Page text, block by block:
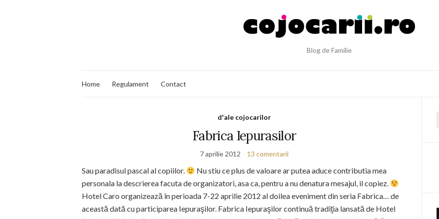
Blog de Familie
Home Regulament Contact
d'ale cojocarilor
Fabrica Iepurasilor
7 aprilie 2012 13 comentarii
Sau paradisul pascal al copiilor.
Nu stiu ce plus de valoare ar putea aduce contributia mea
personala la descrierea facuta de organizatori, asa ca, pentru a nu denatura mesajul, il copiez.
Hotel Caro organizează în perioada 7-22 aprilie 2012 al doilea eveniment din seria Fabrica… de
această dată cu participarea Iepuraşilor. Fabrica Iepuraşilor continuă tradiţia lansată de Hotel